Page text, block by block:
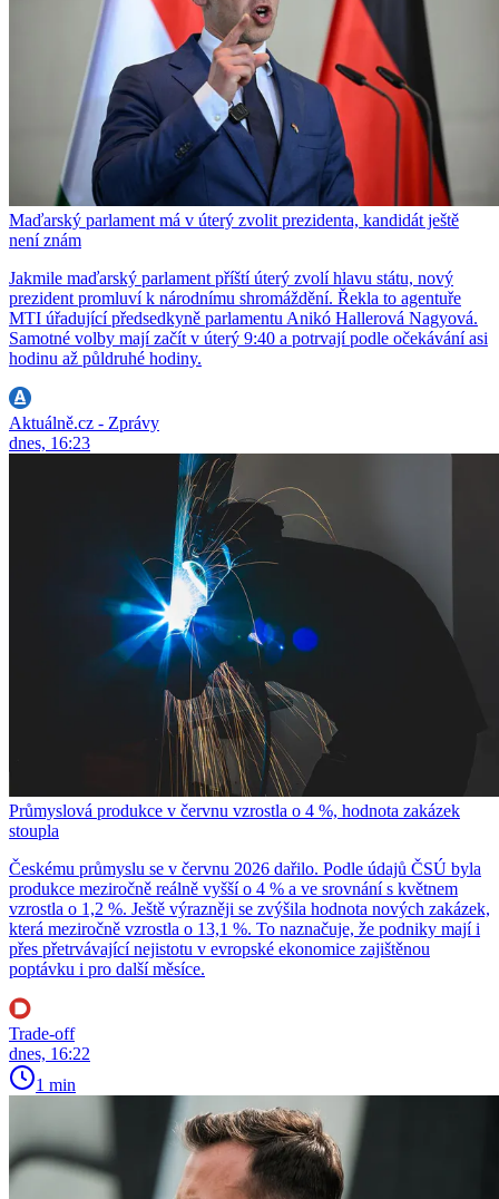
Maďarský parlament má v úterý zvolit prezidenta, kandidát ještě
není znám
Jakmile maďarský parlament příští úterý zvolí hlavu státu, nový
prezident promluví k národnímu shromáždění. Řekla to agentuře
MTI úřadující předsedkyně parlamentu Anikó Hallerová Nagyová.
Samotné volby mají začít v úterý 9:40 a potrvají podle očekávání asi
hodinu až půldruhé hodiny.
Aktuálně.cz - Zprávy
dnes, 16:23
Průmyslová produkce v červnu vzrostla o 4 %, hodnota zakázek
stoupla
Českému průmyslu se v červnu 2026 dařilo. Podle údajů ČSÚ byla
produkce meziročně reálně vyšší o 4 % a ve srovnání s květnem
vzrostla o 1,2 %. Ještě výrazněji se zvýšila hodnota nových zakázek,
která meziročně vzrostla o 13,1 %. To naznačuje, že podniky mají i
přes přetrvávající nejistotu v evropské ekonomice zajištěnou
poptávku i pro další měsíce.
Trade-off
dnes, 16:22
1 min